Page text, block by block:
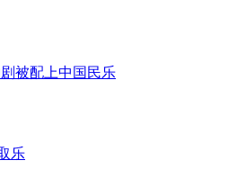
言论片面不公正
车翻车
被配上中国民乐
乐